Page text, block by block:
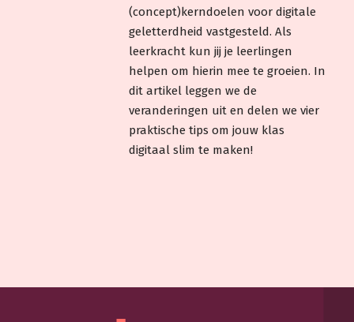
(concept)kerndoelen voor digitale
geletterdheid vastgesteld. Als
leerkracht kun jij je leerlingen
helpen om hierin mee te groeien. In
dit artikel leggen we de
veranderingen uit en delen we vier
praktische tips om jouw klas
digitaal slim te maken!